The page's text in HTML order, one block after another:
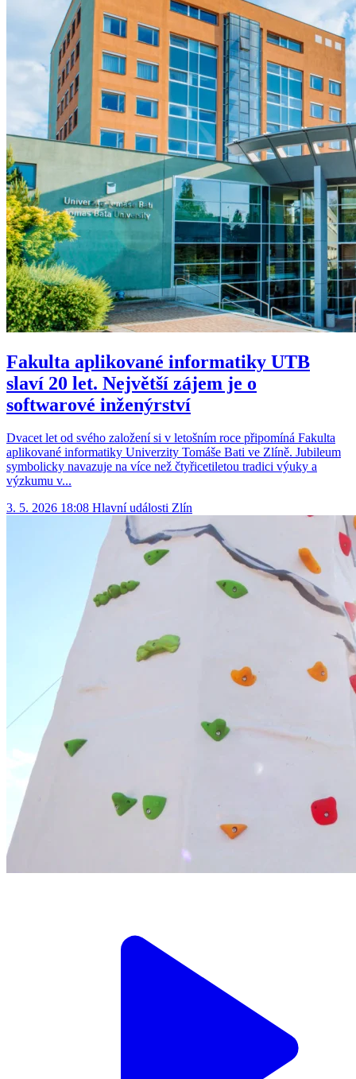
Fakulta aplikované informatiky UTB
slaví 20 let. Největší zájem je o
softwarové inženýrství
Dvacet let od svého založení si v letošním roce připomíná Fakulta
aplikované informatiky Univerzity Tomáše Bati ve Zlíně. Jubileum
symbolicky navazuje na více než čtyřicetiletou tradici výuky a
výzkumu v...
3. 5. 2026 18:08 Hlavní události Zlín